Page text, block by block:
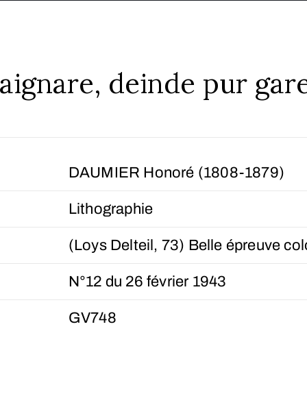
deinde pur
DAUMIER Honoré (1808-1879)
Lithographie
(Loys Delteil, 73) Belle épreuve
N°12 du 26 février 1943
GV748